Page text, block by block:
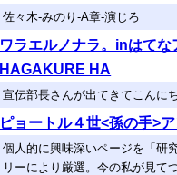
佐々木-みのり-A章-演じろ
ワラエルノナラ。inはてな
HAGAKURE HA
宣伝部長さんが出てきてこんに
ピョートル４世<孫の手>
個人的に興味深いページを「研
リーにより厳選。今の私が見て